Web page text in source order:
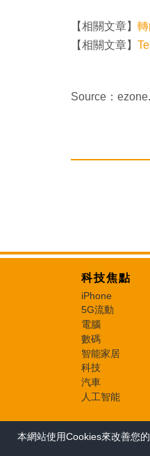
【相關文章】
【相關文章】
Source：
科技焦點
iPhone
5G流動
電腦
數碼
智能家居
科技
汽車
人工智能
本網站使用Cookies來改善您